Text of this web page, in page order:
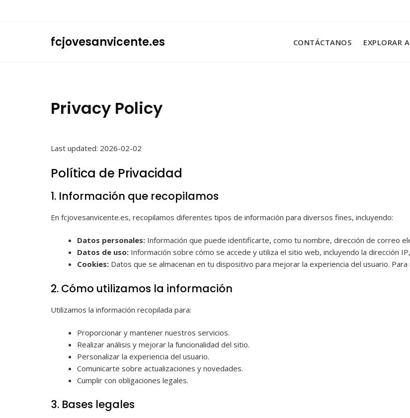
fcjovesanvicente.es CONTÁCTANOS EXPLORAR
Privacy Policy
Last updated: 2026-02-02
Política de Privacidad
1. Información que recopilamos
En fcjovesanvicente.es, recopilamos diferentes tipos de información para diversos fines, incluyendo:
Datos personales: Información que puede identificarte, como tu nombre, dirección de correo
Datos de uso: Información sobre cómo se accede y utiliza el sitio web, incluyendo la dirección
Cookies: Datos que se almacenan en tu dispositivo para mejorar la experiencia del usuario.
2. Cómo utilizamos la información
Utilizamos la información recopilada para:
Proporcionar y mantener nuestros servicios.
Realizar análisis y mejorar la funcionalidad del sitio.
Personalizar la experiencia del usuario.
Comunicarte sobre actualizaciones y novedades.
Cumplir con obligaciones legales.
3. Bases legales